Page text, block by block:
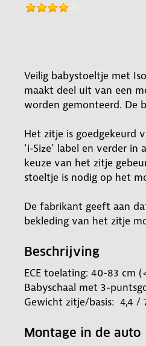
Veilig babystoeltje met
maakt deel uit van een
worden gemonteerd. De
Het zitje is goedgekeurd
‘i-Size’ label en verder
keuze van het zitje
stoeltje is nodig op het
De fabrikant geeft aan
bekleding van het zitje
Beschrijving
ECE toelating: 40-83 cm
Babyschaal met 3-
Gewicht zitje/basis: 4,4 /
Montage in de auto